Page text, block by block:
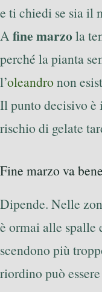
e ti chiedi se sia il
A fine marzola
perché la pianta
l’oleandro non
Il punto decisivo è
rischio di gelate
Fine marzo va
Dipende. Nelle
è ormai alle spalle
scendono più
riordino può